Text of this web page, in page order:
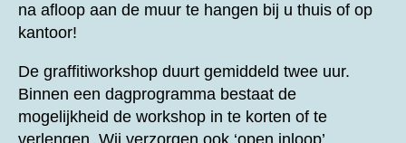
na afloop aan de muur te hangen bij u thuis of op
kantoor!
De graffitiworkshop duurt gemiddeld twee uur.
Binnen een dagprogramma bestaat de
mogelijkheid de workshop in te korten of te